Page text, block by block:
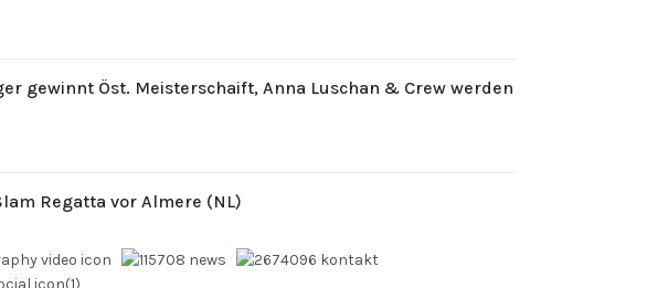
gewinnt Öst. Meisterschaift, Anna Luschan & Crew werden
Regatta vor Almere (NL)